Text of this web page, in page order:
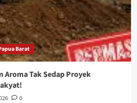
Barat
Aroma Tak Sedap Proyek
0